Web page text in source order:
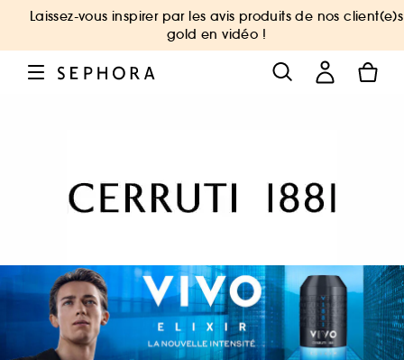
Laissez-vous inspirer par les avis produits de nos client(e)s
gold en vidéo !